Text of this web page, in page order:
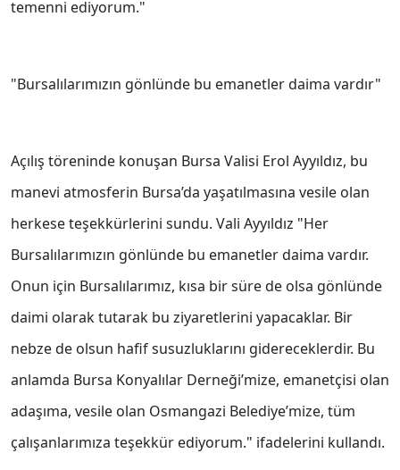
temenni ediyorum."
"Bursalılarımızın gönlünde bu emanetler daima vardır"
Açılış töreninde konuşan Bursa Valisi Erol Ayyıldız, bu
manevi atmosferin Bursa’da yaşatılmasına vesile olan
herkese teşekkürlerini sundu. Vali Ayyıldız "Her
Bursalılarımızın gönlünde bu emanetler daima vardır.
Onun için Bursalılarımız, kısa bir süre de olsa gönlünde
daimi olarak tutarak bu ziyaretlerini yapacaklar. Bir
nebze de olsun hafif susuzluklarını gidereceklerdir. Bu
anlamda Bursa Konyalılar Derneği’mize, emanetçisi olan
adaşıma, vesile olan Osmangazi Belediye’mize, tüm
çalışanlarımıza teşekkür ediyorum." ifadelerini kullandı.